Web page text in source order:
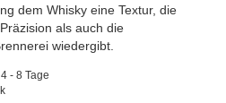
dem Whisky eine Textur, die
als auch die
wiedergibt.
- 8 Tage